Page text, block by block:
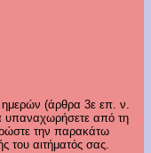
(άρθρα 3ε επ. ν.
υπαναχωρήσετε από τη
την παρακάτω
του αιτήματός σας.